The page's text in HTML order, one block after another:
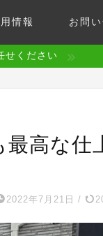
情報 お問
せください
最高な仕
2022年7月21日 /